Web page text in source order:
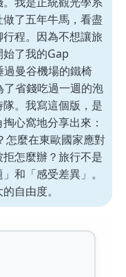
了五年牛馬，看盡
程。因為不想讓旅
了我的Gap
曼谷機場的鐵椅
省錢吃過一週的泡
。我寫這個版，是
心窩地分享出來：
怎麼在東歐國家應對
怎麼辦？旅行不是
和「感受差異」。
自由度。